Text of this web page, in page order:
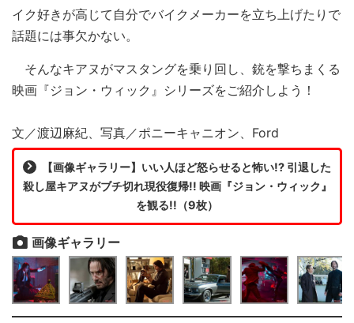
イク好きが高じて自分でバイクメーカーを立ち上げたりで
話題には事欠かない。
そんなキアヌがマスタングを乗り回し、銃を撃ちまくる
映画『ジョン・ウィック』シリーズをご紹介しよう！
文／渡辺麻紀、写真／ポニーキャニオン、Ford
【画像ギャラリー】いい人ほど怒らせると怖い!? 引退した
殺し屋キアヌがブチ切れ現役復帰!! 映画『ジョン・ウィック』
を観る!!（9枚）
画像ギャラリー